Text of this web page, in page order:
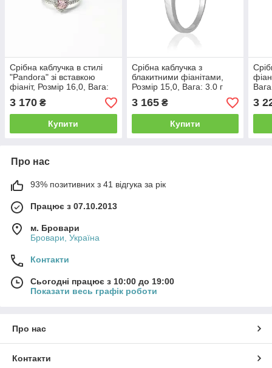
Срібна каблучка в стилі
"Pandora" зі вставкою
фіаніт, Розмір 16,0, Вага:
2.1 г
3 170 ₴
Купити
Срібна каблучка з
блакитними фіанітами,
Розмір 15,0, Вага: 3.0 г
3 165₴
Купити
3
Про нас
93% позитивних з 41 відгука за рік
Працює з 07.10.2013
м. Бровари
Бровари, Україна
Контакти
Сьогодні працює з 10:00 до 19:00
Показати весь графік роботи
Про нас
Контакти